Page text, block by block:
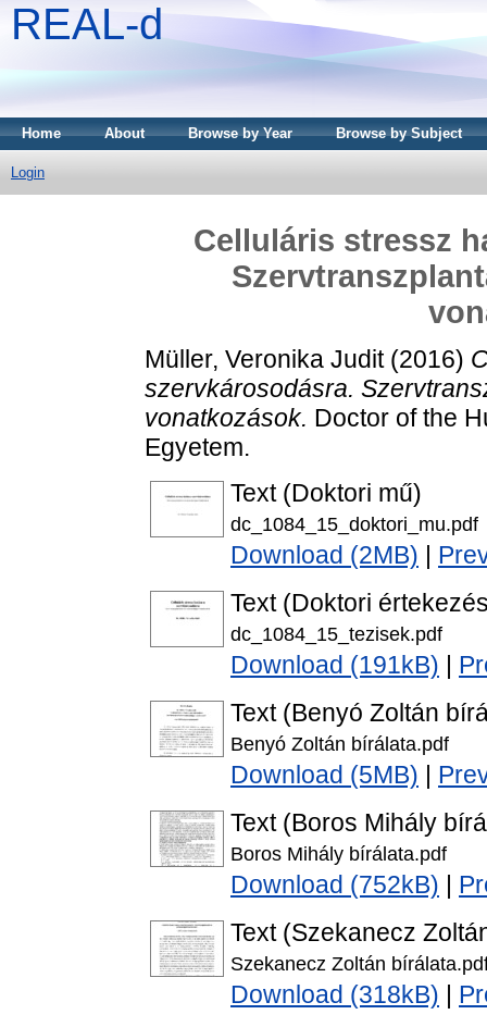
REAL-d
Home About Browse by Year Browse by Subject
Login
Celluláris stressz
Müller, Veronika Judit(2016)
szervkárosodásra.
vonatkozások. Doctor of the
Egyetem.
Text (Doktori mű)
dc_1084_15_doktori_mu.pdf
Download (2MB)
Text (Doktori
dc_1084_15_tezisek.pdf
Download (191kB)
Text (Benyó Zoltán
Benyó Zoltán bírálata.pdf
Download (5MB)
Text (Boros Mihály
Boros Mihály bírálata.pdf
Download (752kB)
Text (Szekanecz
Szekanecz Zoltán
Download (318kB)